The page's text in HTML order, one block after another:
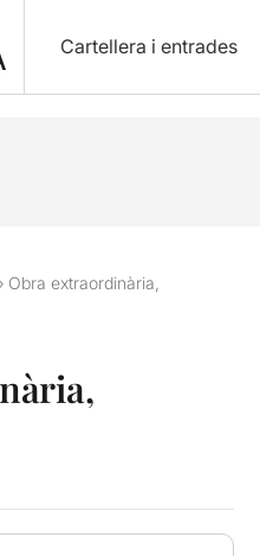
Cartellera i entrades
Obra extraordinària,